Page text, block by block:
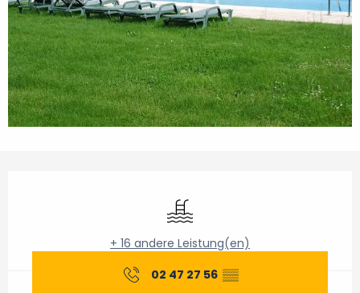
Schwimmbad
+ 16 andere Leistung(en)
02 47 27 56 ▒▒